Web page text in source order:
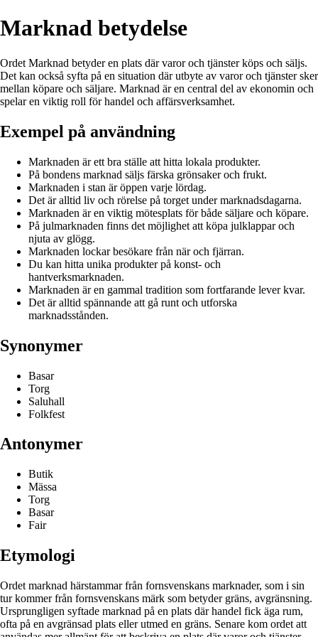
Marknad betydelse
Ordet Marknad betyder en plats där varor och tjänster köps och säljs.
Det kan också syfta på en situation där utbyte av varor och tjänster sker
mellan köpare och säljare. Marknad är en central del av ekonomin och
spelar en viktig roll för handel och affärsverksamhet.
Exempel på användning
Marknaden är ett bra ställe att hitta lokala produkter.
På bondens marknad säljs färska grönsaker och frukt.
Marknaden i stan är öppen varje lördag.
Det är alltid liv och rörelse på torget under marknadsdagarna.
Marknaden är en viktig mötesplats för både säljare och köpare.
På julmarknaden finns det möjlighet att köpa julklappar och
njuta av glögg.
Marknaden lockar besökare från när och fjärran.
Du kan hitta unika produkter på konst- och
hantverksmarknaden.
Marknaden är en gammal tradition som fortfarande lever kvar.
Det är alltid spännande att gå runt och utforska
marknadsstånden.
Synonymer
Basar
Torg
Saluhall
Folkfest
Antonymer
Butik
Mässa
Torg
Basar
Fair
Etymologi
Ordet marknad härstammar från fornsvenskans marknader, som i sin
tur kommer från fornsvenskans märk som betyder gräns, avgränsning.
Ursprungligen syftade marknad på en plats där handel fick äga rum,
ofta på en avgränsad plats eller utmed en gräns. Senare kom ordet att